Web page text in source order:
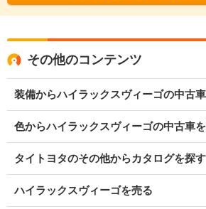
その他のコンテンツ
装備からハイラックスヴィーゴの中古
色からハイラックスヴィーゴの中古車
タイトヨタのその他からカタログを探す
ハイラックスヴィーゴを売る